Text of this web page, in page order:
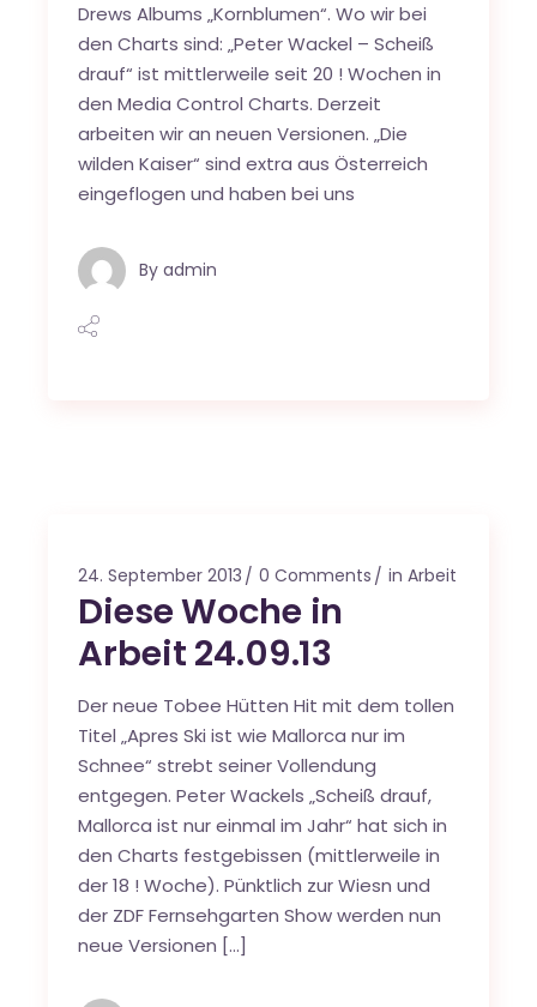
Drews Albums „Kornblumen“. Wo wir bei
den Charts sind: „Peter Wackel – Scheiß
drauf“ ist mittlerweile seit 20 ! Wochen in
den Media Control Charts. Derzeit
arbeiten wir an neuen Versionen. „Die
wilden Kaiser“ sind extra aus Österreich
eingeflogen und haben bei uns
By admin
24. September 2013 0 Comments in Arbeit
Diese Woche in
Arbeit 24.09.13
Der neue Tobee Hütten Hit mit dem tollen
Titel „Apres Ski ist wie Mallorca nur im
Schnee“ strebt seiner Vollendung
entgegen. Peter Wackels „Scheiß drauf,
Mallorca ist nur einmal im Jahr“ hat sich in
den Charts festgebissen (mittlerweile in
der 18 ! Woche). Pünktlich zur Wiesn und
der ZDF Fernsehgarten Show werden nun
neue Versionen […]